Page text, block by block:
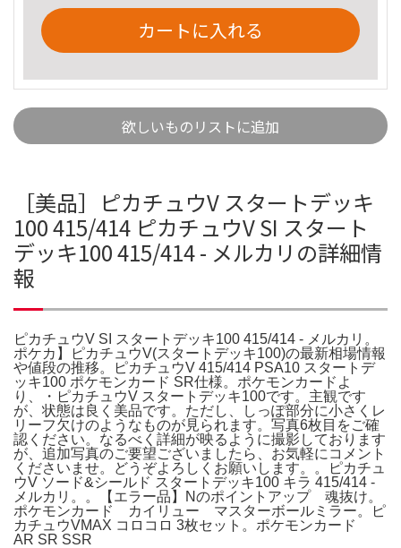
カートに入れる
欲しいものリストに追加
［美品］ピカチュウV スタートデッキ
100 415/414 ピカチュウV SI スタート
デッキ100 415/414 - メルカリの詳細情
報
ピカチュウV SI スタートデッキ100 415/414 - メルカリ。
ポケカ】ピカチュウV(スタートデッキ100)の最新相場情報
や値段の推移。ピカチュウV 415/414 PSA10 スタートデ
ッキ100 ポケモンカード SR仕様。ポケモンカードよ
り、・ピカチュウV スタートデッキ100です。主観です
が、状態は良く美品です。ただし、しっぽ部分に小さくレ
リーフ欠けのようなものが見られます。写真6枚目をご確
認ください。なるべく詳細が映るように撮影しております
が、追加写真のご要望ございましたら、お気軽にコメント
くださいませ。どうぞよろしくお願いします。。ピカチュ
ウV ソード&シールド スタートデッキ100 キラ 415/414 -
メルカリ。。【エラー品】Nのポイントアップ 魂抜け。
ポケモンカード カイリュー マスターボールミラー。ピ
カチュウVMAX コロコロ 3枚セット。ポケモンカード
AR SR SSR